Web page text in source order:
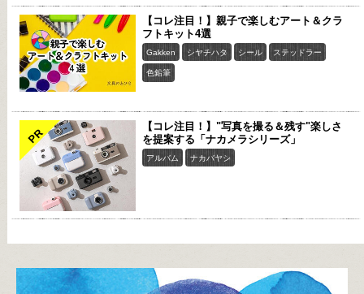
【コレ注目！】親子で楽しむアート＆クラ
フトキット4選
Gakken シヤチハタ シール ステッドラー
色鉛筆
PR
【コレ注目！】"写真を撮る＆残す"楽しさ
を提案する「ナカメラシリーズ」
アルバム ナカバヤシ